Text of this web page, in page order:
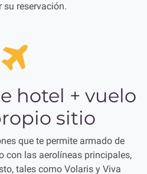
su reservación.
hotel + vuelo
sitio
que te permite armado de
con las aerolíneas principales,
tales como Volaris y Viva